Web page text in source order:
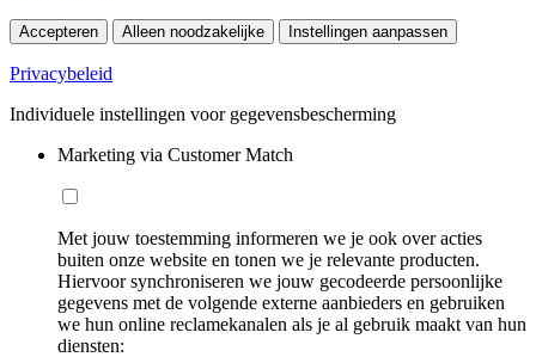
Accepteren Alleen noodzakelijke Instellingen aanpassen
Privacybeleid
Individuele instellingen voor gegevensbescherming
Marketing via Customer Match
Met jouw toestemming informeren we je ook over acties
buiten onze website en tonen we je relevante producten.
Hiervoor synchroniseren we jouw gecodeerde persoonlijke
gegevens met de volgende externe aanbieders en gebruiken
we hun online reclamekanalen als je al gebruik maakt van hun
diensten: